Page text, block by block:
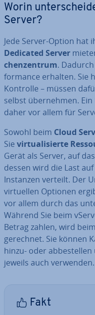
Worin
Server?
Jede Server-Option hat
Dedicated Server
chen­zen­trum.
for­mance erhalten. Sie
Kontrolle – müssen
selbst über­neh­men.
daher vor allem für
Sowohl beim Cloud
Sie vir­tua­li­sier­te
Gerät als Server, auf
des­sen wird die Last
Instanzen verteilt. Der
vir­tu­el­len Optionen
vor allem durch das
Während Sie beim
Betrag zahlen, wird
ge­rech­net. Sie können
hinzu- oder ab­be­stel­len
jeweils auch verwenden.
Fakt